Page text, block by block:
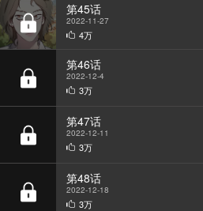
第45话
2022-11-27
4万
第46话
2022-12-4
3万
第47话
2022-12-11
3万
第48话
2022-12-18
3万